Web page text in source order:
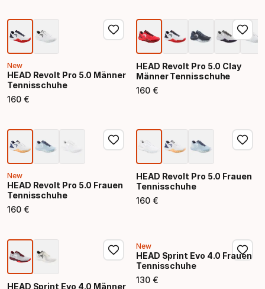
New
HEAD Revolt Pro 5.0 Männer
Tennisschuhe
160 €
Endpreis
HEAD Revolt Pro 5.0 Clay
Männer Tennisschuhe
160 €
Endpreis
New
HEAD Revolt Pro 5.0 Frauen
Tennisschuhe
160 €
Endpreis
HEAD Revolt Pro 5.0 Frauen
Tennisschuhe
160 €
Endpreis
HEAD Sprint Evo 4.0 Männer
New
HEAD Sprint Evo 4.0 Frauen
Tennisschuhe
130 €
Endpreis